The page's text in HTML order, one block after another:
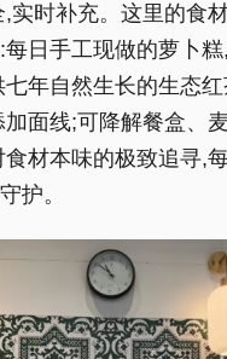
实时补充。这里的食
日手工现做的萝卜
年自然生长的生态
加面线;可降解餐盒、
材本味的极致追寻,
护。